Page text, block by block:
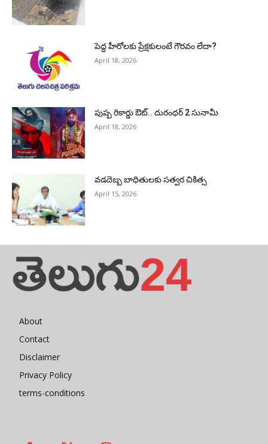
పెద్ద హీరోల‌కు ప్రేక్ష‌కులంటే గౌర‌వం లేదా?
April 18, 2026
పుష్ప రికార్డు ఔట్‌.. దురంధ‌ర్ 2 సునామీ
April 18, 2026
వడదెబ్బ బాధితులకు సత్వర చికిత్స
April 15, 2026
About
Contact
Disclaimer
Privacy Policy
terms-conditions